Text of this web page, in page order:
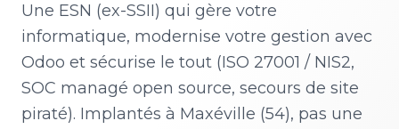
Une ESN (ex-SSII) qui gère votre
informatique, modernise votre gestion avec
Odoo et sécurise le tout (ISO 27001 / NIS2,
SOC managé open source, secours de site
piraté). Implantés à Maxéville (54), pas une